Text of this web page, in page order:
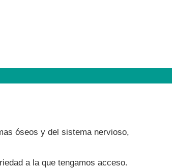
óseos y del sistema nervioso,
a la que tengamos acceso.